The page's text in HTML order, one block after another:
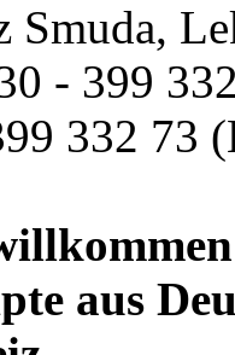
Smuda,
- 399
332 73
aus